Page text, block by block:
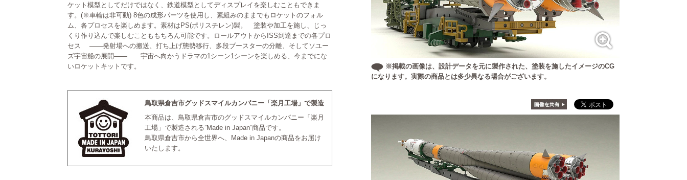
ケット模型としてだけではなく、鉄道模型としてディスプレイを楽しむこともできま
す。(※車輪は非可動) 8色の成形パーツを使用し、素組みのままでもロケットのフォル
ム、各プロセスを楽しめます。素材はPS(ポリスチレン)製。 塗装や加工を施し、じっ
くり作り込んで楽しむことももちろん可能です。ロールアウトからISS到達までの各プロ
セス ――発射場への搬送、打ち上げ態勢移行、多段ブースターの分離、そしてソユー
ズ宇宙船の展開―― 宇宙へ向かうドラマの1シーン1シーンを楽しめる、今までにな
いロケットキットです。
鳥取県倉吉市グッドスマイルカンパニー「楽月工場」で製造
本商品は、鳥取県倉吉市のグッドスマイルカンパニー「楽月
工場」で製造される”Made in Japan”商品です。
鳥取県倉吉市から全世界へ、Made in Japanの商品をお届け
いたします。
※掲載の画像は、設計データを元に製作された、塗装を施したイメージのCG
になります。実際の商品とは多少異なる場合がございます。